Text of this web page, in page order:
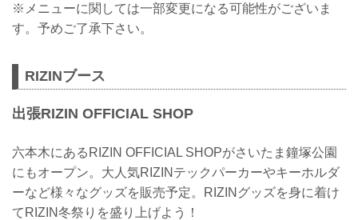
※メニューに関しては一部変更になる可能性がございま
す。予めご了承下さい。
RIZINブース
出張RIZIN OFFICIAL SHOP
六本木にあるRIZIN OFFICIAL SHOPがさいたま鐘塚公園
にもオープン。大人気RIZINテックパーカーやキーホルダ
ーなど様々なグッズを販売予定。RIZINグッズを身に着け
てRIZIN冬祭りを盛り上げよう！